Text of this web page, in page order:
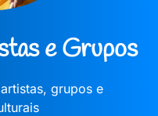
e Grupos
grupos e